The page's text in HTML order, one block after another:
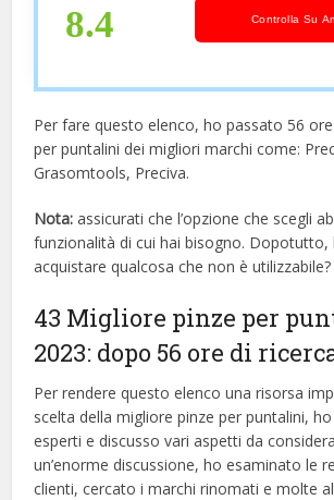
– Puntalini
8.4 Controlla Su
Per fare questo elenco, ho passato 56
per puntalini dei migliori marchi come:
Grasomtools, Preciva.
Nota: assicurati che l’opzione che scegli
funzionalità di cui hai bisogno. Dopotutto,
acquistare qualcosa che non è utilizzabile?
43 Migliore pinze per
2023: dopo 56 ore di
Per rendere questo elenco una risorsa
scelta della migliore pinze per puntalini,
esperti e discusso vari aspetti da
un’enorme discussione, ho esaminato le
clienti, cercato i marchi rinomati e molte